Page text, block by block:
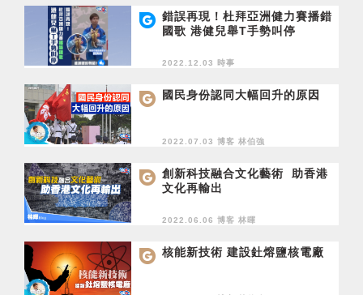
錯誤再現！杜拜亞洲健力賽播錯
國歌 港健兒舉T手勢叫停
2022.12.03 時事
國民身份認同大幅回升的原因
2022.07.03 博客 林伯強
創新科技融合文化藝術 助香港
文化再輸出
2022.06.06 博客 林暉
核能新技術 建設釷熔鹽核電廠